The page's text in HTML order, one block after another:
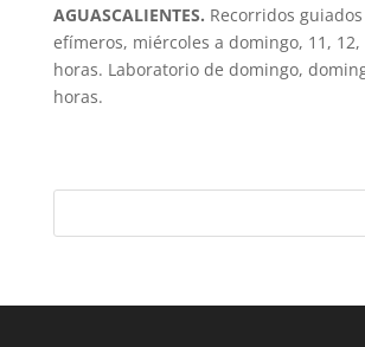
AGUASCALIENTES. Recorridos
efímeros, miércoles a domingo, 11, 12,
horas. Laboratorio de domingo,
horas.